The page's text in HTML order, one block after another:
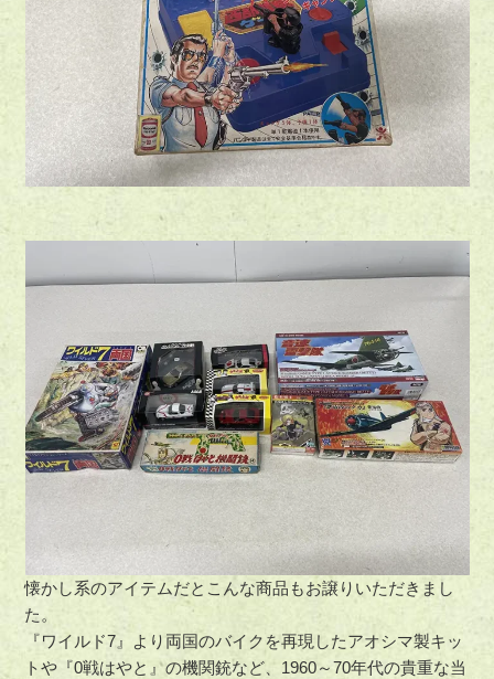
懐かし系のアイテムだとこんな商品もお譲りいただきまし
た。
『ワイルド7』より両国のバイクを再現したアオシマ製キッ
トや『0戦はやと』の機関銃など、1960～70年代の貴重な当